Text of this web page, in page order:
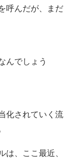
呼んだが、まだ
んでしょう
化されていく流
、ここ最近、